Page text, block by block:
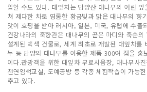
입할 수도 있다. 대잎차는 담양산 대나무의 어린 잎
쳐 제다한 차로 영롱한 황금빛과 맑은 대나무의 향
맛이 호평을 받아 러시아, 일본, 미국, 유럽에 수출
건강나라의 죽향관은 대나무의 곧은 마디와 죽순
설계된 백색 건물로, 세계 최초로 개발된 대잎차를
누 등 담양의 대나무를 이용한 제품 300여 점을 홍
이다.관광객을 위한 대잎차 무료시음장, 대나무사
천연염색교실, 도예공방 등 각종 체험학습이 가능
추고 있다.